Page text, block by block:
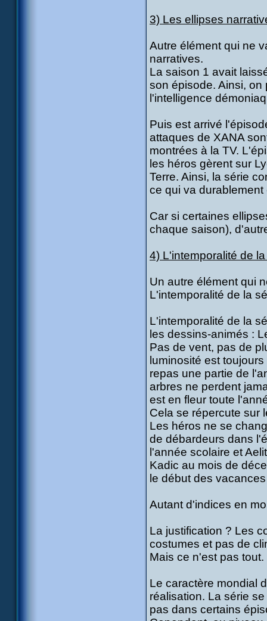
3) Les ellipses
Autre élément qui ne
narratives.
La saison 1 avait
son épisode. Ainsi,
l'intelligence
Puis est arrivé
attaques de XANA
montrées à la TV.
les héros gèrent sur
Terre. Ainsi, la série
ce qui va
Car si certaines
chaque saison),
4) L'intemporalité de
Un autre élément qui
L'intemporalité de la
L'intemporalité de la
les dessins-animés :
Pas de vent, pas de
luminosité est
repas une partie de
arbres ne perdent
est en fleur toute
Cela se répercute sur
Les héros ne se
de débardeurs dans
l'année scolaire et
Kadic au mois de
le début des
Autant d'indices en
La justification ? Les
costumes et pas de
Mais ce n'est pas tout.
Le caractère mondial
réalisation. La série
pas dans certains